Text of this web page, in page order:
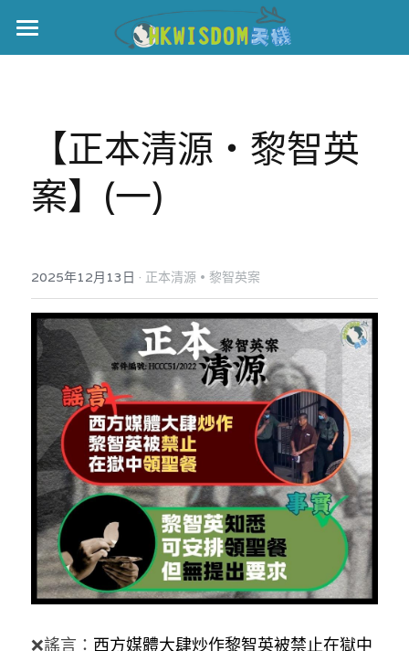
主頁
伊美戰爭
黎智英案
美西媒體謊言實錄
宏福‧革新
宏福苑聽證會
宏福火災正視聽
記錄．宏福苑火災
港聞
中國
國際
娛樂
反華推手你要知
反華推手懶人包
民主派騙案十式
反華推手起底
KOL 專欄
林淑芳專欄
屈穎妍專欄
絕密法庭檔案
醫院口岸爆炸案
生活
【正本清源‧黎智英
案】 (一)
2025年12月13日 · 正本清源 • 黎智英案
❌謠言： 西方媒體大肆炒作黎智英被禁止在獄中